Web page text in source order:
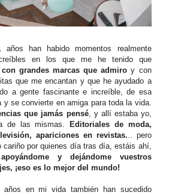
años han habido momentos realmente
en los que me he tenido que
con grandes marcas que admiro y con
que me encantan y que he ayudado a
a gente fascinante e increíble, de esa
y se convierte en amiga para toda la vida.
que jamás pensé, y allí estaba yo,
de las mismas.
Editoriales de moda,
apariciones en revistas... pero
cariño por quienes día tras día, estáis ahí,
y dejándome vuestros
¡eso es lo mejor del mundo!
años en mi vida también han sucedido